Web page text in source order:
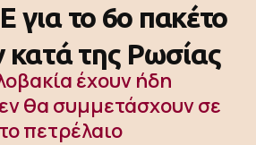
για το 6ο πακέτο
της Ρωσίας
έχουν ήδη
θα συμμετάσχουν σε
πετρέλαιο